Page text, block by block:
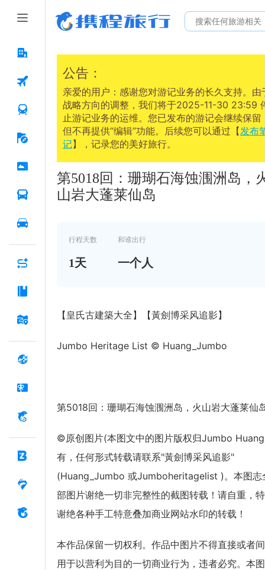
公告：
亲爱的用户：感谢您对游记业务的长久支持。由
战略方向的调整，我们将于2025-11-30 23:59
止游记业务的运维。您已发布的游记会继续保留
但不再提供“编辑”功能。后续您可以通过【发布
记】，记录您的美好旅行。
第5018回：珊瑚石海蚀涠洲岛，
山岩大蓬莱仙岛
行程天数
1天
和谁出行
一个人
【皇氏古建築大全】【黃劍博采风追影】
Jumbo Heritage List © Huang_Jumbo
第5018回：珊瑚石海蚀涠洲岛，火山岩大蓬莱仙
©原创图片(本图文中的图片版权归Jumbo
有，任何形式转载请联系"黃劍博采风追影"
(Huang_Jumbo 或Jumboheritagelist )。本图志
部图片谢绝一切非完整性的截图转载！请自重，
谢绝各种手工特意叠加商业网站水印的转载！
本作品保留一切权利。作品中图片不得直接或者
用于以营利为目的一切商业行为，违者必究。本